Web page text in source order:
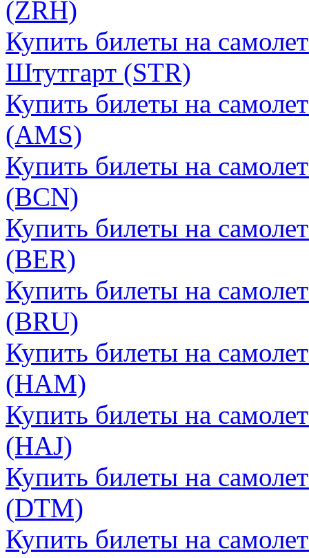
(ZRH)
Купить билеты на
Штутгарт (STR)
Купить билеты на
(AMS)
Купить билеты на
(BCN)
Купить билеты на
(BER)
Купить билеты на
(BRU)
Купить билеты на
(HAM)
Купить билеты на
(HAJ)
Купить билеты на
(DTM)
Купить билеты на